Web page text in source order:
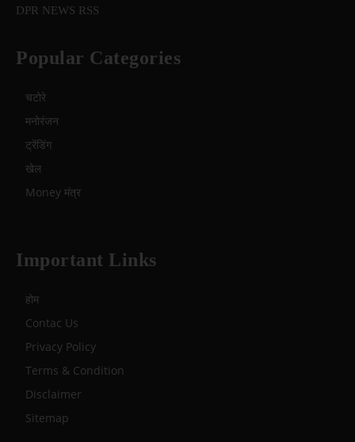
DPR NEWS RSS
Popular Categories
चटोरे
मनोरंजन
ट्रेंडिंग
खेल
Money मंत्र
Important Links
होम
Contac Us
Privacy Policy
Terms & Condition
Disclaimer
Sitemap